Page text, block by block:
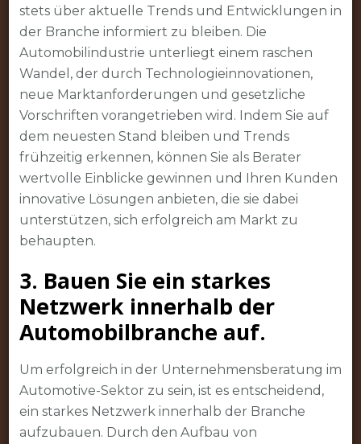
stets über aktuelle Trends und Entwicklungen in
der Branche informiert zu bleiben. Die
Automobilindustrie unterliegt einem raschen
Wandel, der durch Technologieinnovationen,
neue Marktanforderungen und gesetzliche
Vorschriften vorangetrieben wird. Indem Sie auf
dem neuesten Stand bleiben und Trends
frühzeitig erkennen, können Sie als Berater
wertvolle Einblicke gewinnen und Ihren Kunden
innovative Lösungen anbieten, die sie dabei
unterstützen, sich erfolgreich am Markt zu
behaupten.
3. Bauen Sie ein starkes
Netzwerk innerhalb der
Automobilbranche auf.
Um erfolgreich in der Unternehmensberatung im
Automotive-Sektor zu sein, ist es entscheidend,
ein starkes Netzwerk innerhalb der Branche
aufzubauen. Durch den Aufbau von